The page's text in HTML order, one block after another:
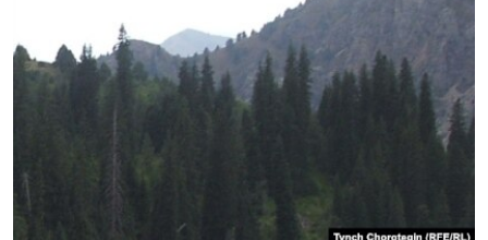
ЭЖЕ-СИҢДИЛЕР
АЗАТТЫК+
ОНЛАЙН ШЕРИНЕ
ЭЕ/АРнун бардык сайттары